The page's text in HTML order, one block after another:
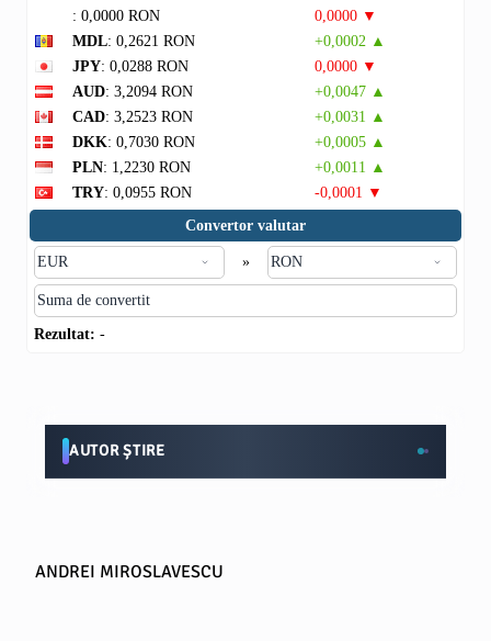
: 0,0000 RON
0,0000 ▼
MDL: 0,2621 RON
+0,0002 ▲
JPY: 0,0288 RON
0,0000 ▼
AUD: 3,2094 RON
+0,0047 ▲
CAD: 3,2523 RON
+0,0031 ▲
DKK: 0,7030 RON
+0,0005 ▲
PLN: 1,2230 RON
+0,0011 ▲
TRY: 0,0955 RON
-0,0001 ▼
Convertor valutar
»
Rezultat: -
AUTOR ȘTIRE
ANDREI MIROSLAVESCU